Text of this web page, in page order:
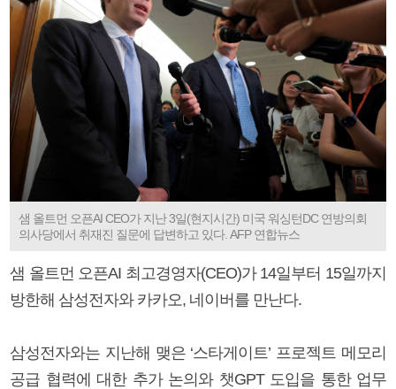
샘 올트먼 오픈AI CEO가 지난 3일(현지시간) 미국 워싱턴DC 연방의회
의사당에서 취재진 질문에 답변하고 있다. AFP 연합뉴스
샘 올트먼 오픈AI 최고경영자(CEO)가 14일부터 15일까지
방한해 삼성전자와 카카오, 네이버를 만난다.
삼성전자와는 지난해 맺은 ‘스타게이트’ 프로젝트 메모리
공급 협력에 대한 추가 논의와 챗GPT 도입을 통한 업무